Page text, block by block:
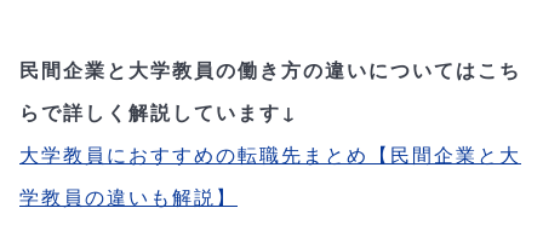
民間企業と大学教員の働き方の違いについてはこち
らで詳しく解説しています↓
大学教員におすすめの転職先まとめ【民間企業と大
学教員の違いも解説】